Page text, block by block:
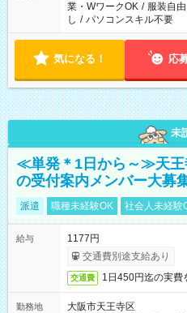
業・WワークOK / 服装自由
し / パソコンスキル不要
気になる！ 応
未
≪単発＊1日から～≫天王
の受付案内メンバー大募
派遣 職種未経験OK 社会人未経験
給与
1177円
交通費別途支給あり
交通費 1日450円迄の実費
勤務地
大阪市天王寺区